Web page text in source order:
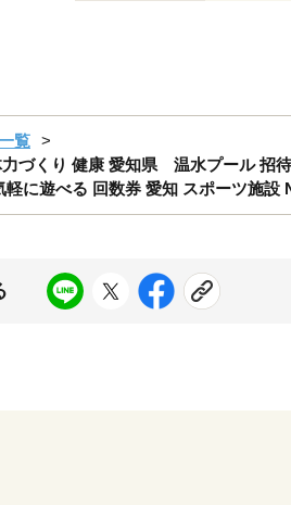
覧
づくり 健康 愛知県 温水プール 招
に遊べる 回数券 愛知 スポーツ施設